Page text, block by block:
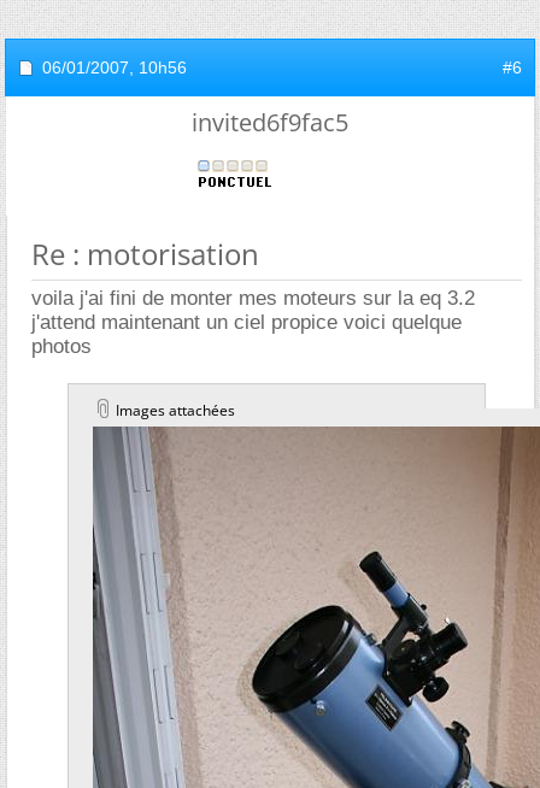
06/01/2007, 10h56 #6
invited6f9fac5
Re : motorisation
voila j'ai fini de monter mes moteurs sur la eq 3.2
j'attend maintenant un ciel propice voici quelque
photos
Images attachées